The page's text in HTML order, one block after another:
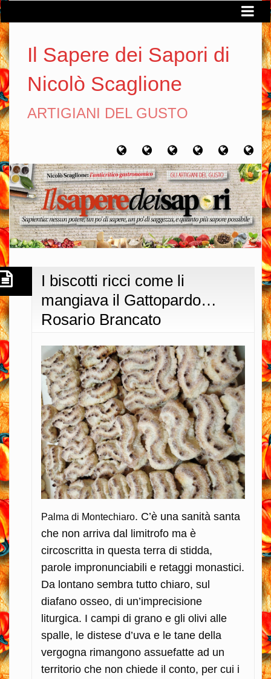
Il Sapere dei Sapori di
Nicolò Scaglione
ARTIGIANI DEL GUSTO
Home Chi
sono
Artigiani
del
gusto
Viaggi
del
gusto
Filosofia
del
gusto
I biscotti ricci come li
mangiava il Gattopardo…
Rosario Brancato
Palma di Montechiaro. C’è una sanità santa
che non arriva dal limitrofo ma è
circoscritta in questa terra di stidda,
parole impronunciabili e retaggi monastici.
Da lontano sembra tutto chiaro, sul
diafano osseo, di un’imprecisione
liturgica. I campi di grano e gli olivi alle
spalle, le distese d’uva e le tane della
vergogna rimangono assuefatte ad un
territorio che non chiede il conto, per cui i